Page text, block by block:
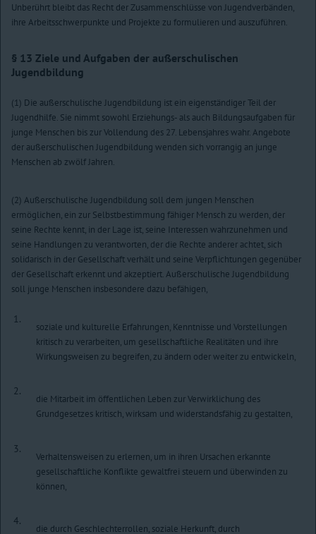
Unberührt bleibt das Recht der Zusammenschlüsse von Jugendverbänden,
ihre Arbeitsschwerpunkte und Projekte zu formulieren und auszuführen.
§ 13 Ziele und Aufgaben der außerschulischen
Jugendbildung
(1) Die außerschulische Jugendbildung ist ein eigenständiger Teil der
Jugendhilfe. Sie nimmt sowohl Erziehungs- als auch Bildungsaufgaben für
junge Menschen bis zur Vollendung des 27. Lebensjahres wahr. Angebote
der außerschulischen Jugendbildung wenden sich vorrangig an junge
Menschen ab zwölf Jahren.
(2) Außerschulische Jugendbildung soll dem jungen Menschen
ermöglichen, ein zur Selbstbestimmung fähiger Mensch zu werden, der
seine Rechte kennt, in der Lage ist, seine Interessen wahrzunehmen und
seine Handlungen zu verantworten, der die Rechte anderer achtet, sich
solidarisch in der Gesellschaft verhält und seine Verpflichtungen gegenüber
der Gesellschaft erkennt und akzeptiert. Außerschulische Jugendbildung
soll junge Menschen insbesondere dazu befähigen,
1.
soziale und kulturelle Erfahrungen, Kenntnisse und Vorstellungen
kritisch zu verarbeiten, um gesellschaftliche Realitäten und ihre
Wirkungsweisen zu begreifen, zu ändern oder weiter zu entwickeln,
2.
die Mitarbeit im öffentlichen Leben zur Verwirklichung des
Grundgesetzes kritisch, wirksam und widerstandsfähig zu gestalten,
3.
Verhaltensweisen zu erlernen, um in ihren Ursachen erkannte
gesellschaftliche Konflikte gewaltfrei steuern und überwinden zu
können,
4.
die durch Geschlechterrollen, soziale Herkunft, durch